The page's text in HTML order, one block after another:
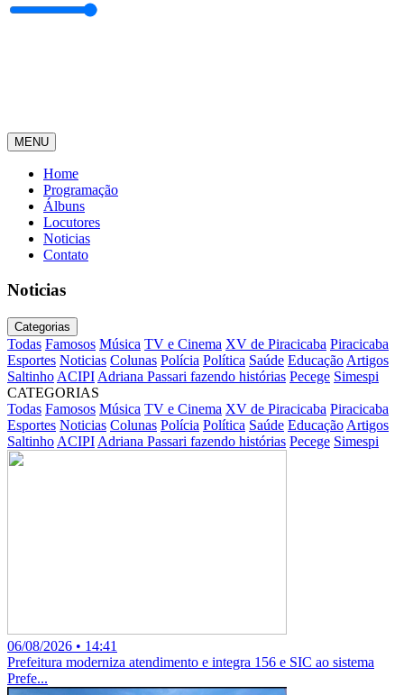
MENU
Home
Programação
Álbuns
Locutores
Noticias
Contato
Noticias
Categorias
Todas Famosos Música TV e Cinema XV de Piracicaba Piracicaba
Esportes Noticias Colunas Polícia Política Saúde Educação Artigos
Saltinho ACIPI Adriana Passari fazendo histórias Pecege Simespi
CATEGORIAS
Todas Famosos Música TV e Cinema XV de Piracicaba Piracicaba
Esportes Noticias Colunas Polícia Política Saúde Educação Artigos
Saltinho ACIPI Adriana Passari fazendo histórias Pecege Simespi
06/08/2026 • 14:41
Prefeitura moderniza atendimento e integra 156 e SIC ao sistema
Prefe...